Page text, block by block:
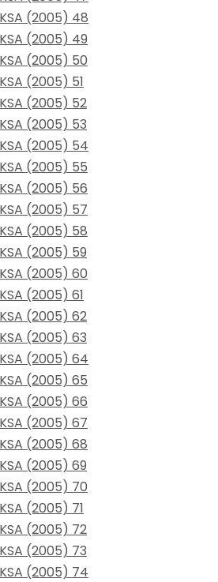
(2005) 48
(2005) 49
(2005) 50
(2005) 51
(2005) 52
(2005) 53
(2005) 54
(2005) 55
(2005) 56
(2005) 57
(2005) 58
(2005) 59
(2005) 60
(2005) 61
(2005) 62
(2005) 63
(2005) 64
(2005) 65
(2005) 66
(2005) 67
(2005) 68
(2005) 69
(2005) 70
(2005) 71
(2005) 72
(2005) 73
(2005) 74